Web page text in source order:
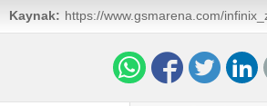
Kaynak: https://www.gsmarena.com/
news-56058.php